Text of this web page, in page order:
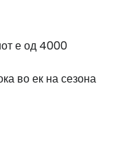
е од 4000
во ек на сезона